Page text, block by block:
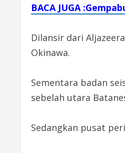
BACA JUGA
Dilansir dari
Okinawa.
Sementara badan
sebelah utara
Sedangkan pusat